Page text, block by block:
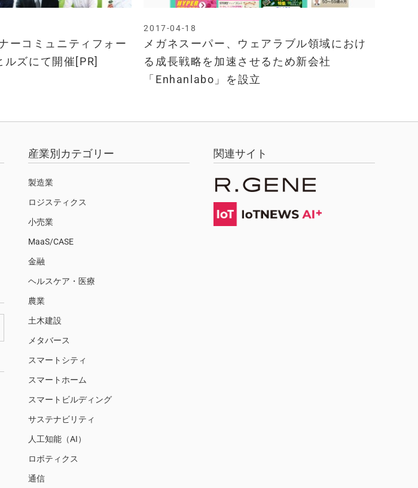
ーコミュニティフォー
ズにて開催[PR]
メガネスーパー、ウェアラブル領域におけ
る成長戦略を加速させるため新会社
「Enhanlabo」を設立
2017-04-18
産業別カテゴリー
製造業
ロジスティクス
小売業
MaaS/CASE
金融
ヘルスケア・医療
農業
土木建設
メタバース
スマートシティ
スマートホーム
スマートビルディング
サステナビリティ
人工知能（AI）
ロボティクス
通信
関連サイト